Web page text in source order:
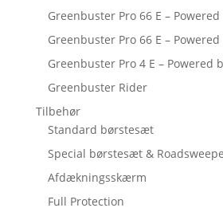
Greenbuster Pro 66 E – Powered
Greenbuster Pro 66 E – Powered
Greenbuster Pro 4 E – Powered
Greenbuster Rider
Tilbehør
Standard børstesæt
Special børstesæt &
Afdækningsskærm
Full Protection